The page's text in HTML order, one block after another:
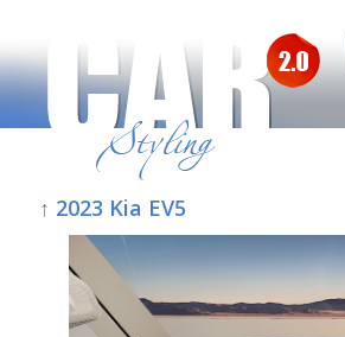
↑ 2023 Kia EV5